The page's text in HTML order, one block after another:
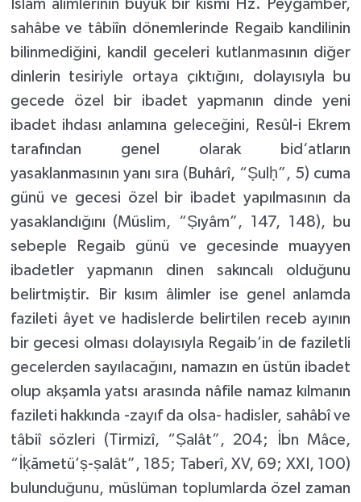
İslâm âlimlerinin büyük bir kısmı Hz. Peygamber,
sahâbe ve tâbiîn dönemlerinde Regaib kandilinin
bilinmediğini, kandil geceleri kutlanmasının diğer
dinlerin tesiriyle ortaya çıktığını, dolayısıyla bu
gecede özel bir ibadet yapmanın dinde yeni
ibadet ihdası anlamına geleceğini, Resûl-i Ekrem
tarafından genel olarak bid‘atların
yasaklanmasının yanı sıra (Buhârî, “Ṣulḥ”, 5) cuma
günü ve gecesi özel bir ibadet yapılmasının da
yasaklandığını (Müslim, “Ṣıyâm”, 147, 148), bu
sebeple Regaib günü ve gecesinde muayyen
ibadetler yapmanın dinen sakıncalı olduğunu
belirtmiştir. Bir kısım âlimler ise genel anlamda
fazileti âyet ve hadislerde belirtilen receb ayının
bir gecesi olması dolayısıyla Regaib’in de faziletli
gecelerden sayılacağını, namazın en üstün ibadet
olup akşamla yatsı arasında nâfile namaz kılmanın
fazileti hakkında -zayıf da olsa- hadisler, sahâbî ve
tâbiî sözleri (Tirmizî, “Ṣalât”, 204; İbn Mâce,
“İḳāmetü’ṣ-ṣalât”, 185; Taberî, XV, 69; XXI, 100)
bulunduğunu, müslüman toplumlarda özel zaman